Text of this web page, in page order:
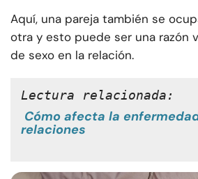
Aquí, una pareja también se
otra y esto puede ser una razón
de sexo en la relación.
Lectura relacionada:
Cómo afecta la
relaciones